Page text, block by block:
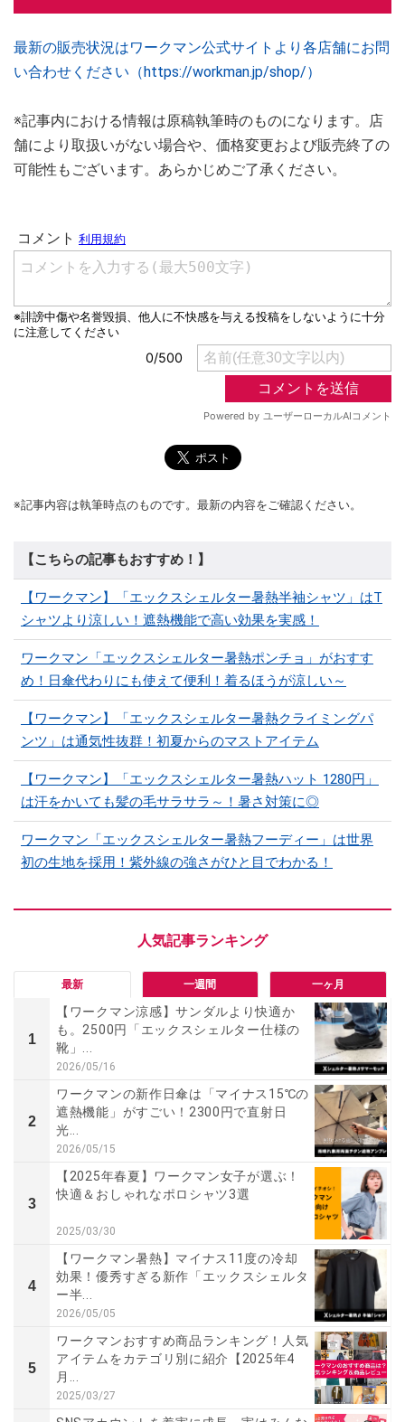
最新の販売状況はワークマン公式サイトより各店舗にお問
い合わせください（https://workman.jp/shop/）
※記事内における情報は原稿執筆時のものになります。店
舗により取扱いがない場合や、価格変更および販売終了の
可能性もございます。あらかじめご了承ください。
※記事内容は執筆時点のものです。最新の内容をご確認ください。
【こちらの記事もおすすめ！】
【ワークマン】「エックスシェルター暑熱半袖シャツ」はT
シャツより涼しい！遮熱機能で高い効果を実感！
ワークマン「エックスシェルター暑熱ポンチョ」がおすす
め！日傘代わりにも使えて便利！着るほうが涼しい～
【ワークマン】「エックスシェルター暑熱クライミングパ
ンツ」は通気性抜群！初夏からのマストアイテム
【ワークマン】「エックスシェルター暑熱ハット 1280円」
は汗をかいても髪の毛サラサラ～！暑さ対策に◎
ワークマン「エックスシェルター暑熱フーディー」は世界
初の生地を採用！紫外線の強さがひと目でわかる！
最新 一週間 一ヶ月
1
【ワークマン涼感】サンダルより快適か
も。2500円「エックスシェルター仕様の
靴」...
2026/05/16
2
ワークマンの新作日傘は「マイナス15℃の
遮熱機能」がすごい！2300円で直射日
光...
2026/05/15
3
【2025年春夏】ワークマン女子が選ぶ！
快適＆おしゃれなポロシャツ3選
2025/03/30
4
【ワークマン暑熱】マイナス11度の冷却
効果！優秀すぎる新作「エックスシェルタ
ー半...
2026/05/05
5
ワークマンおすすめ商品ランキング！人気
アイテムをカテゴリ別に紹介【2025年4
月...
2025/03/27